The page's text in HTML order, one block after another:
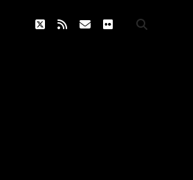
twitterrss emailflickr